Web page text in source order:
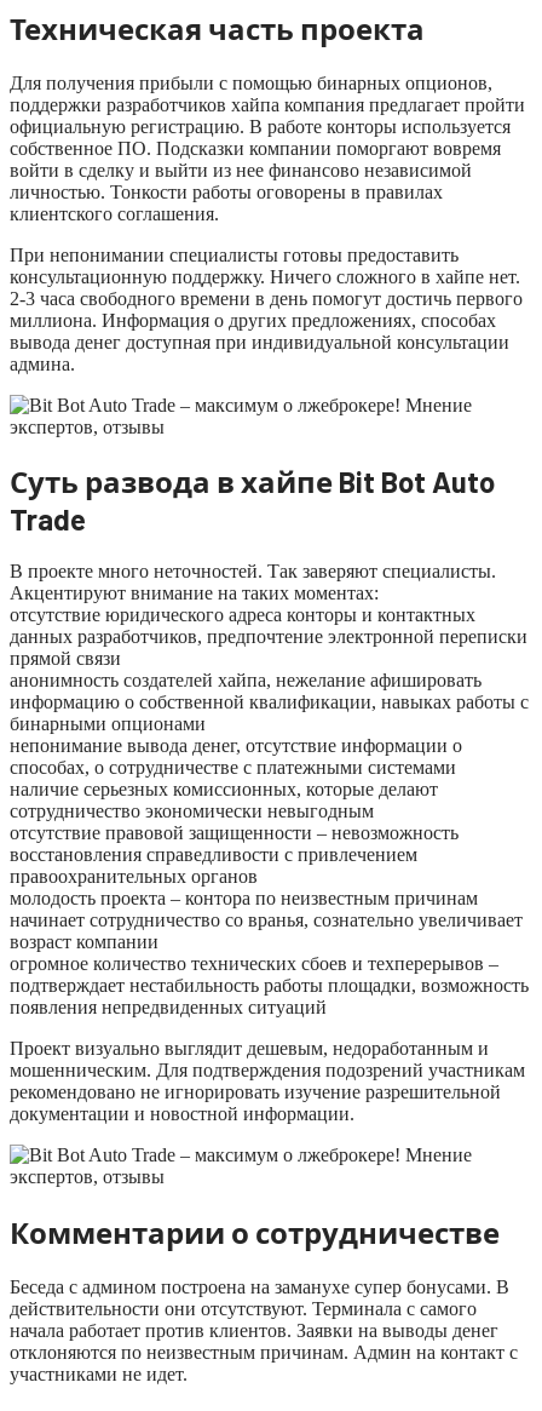
Техническая часть проекта
Для получения прибыли с помощью бинарных опционов,
поддержки разработчиков хайпа компания предлагает пройти
официальную регистрацию. В работе конторы используется
собственное ПО. Подсказки компании поморгают вовремя
войти в сделку и выйти из нее финансово независимой
личностью. Тонкости работы оговорены в правилах
клиентского соглашения.
При непонимании специалисты готовы предоставить
консультационную поддержку. Ничего сложного в хайпе нет.
2-3 часа свободного времени в день помогут достичь первого
миллиона. Информация о других предложениях, способах
вывода денег доступная при индивидуальной консультации
админа.
Суть развода в хайпе Bit Bot Auto
Trade
В проекте много неточностей. Так заверяют специалисты.
Акцентируют внимание на таких моментах:
отсутствие юридического адреса конторы и контактных
данных разработчиков, предпочтение электронной переписки
прямой связи
анонимность создателей хайпа, нежелание афишировать
информацию о собственной квалификации, навыках работы с
бинарными опционами
непонимание вывода денег, отсутствие информации о
способах, о сотрудничестве с платежными системами
наличие серьезных комиссионных, которые делают
сотрудничество экономически невыгодным
отсутствие правовой защищенности – невозможность
восстановления справедливости с привлечением
правоохранительных органов
молодость проекта – контора по неизвестным причинам
начинает сотрудничество со вранья, сознательно увеличивает
возраст компании
огромное количество технических сбоев и техперерывов –
подтверждает нестабильность работы площадки, возможность
появления непредвиденных ситуаций
Проект визуально выглядит дешевым, недоработанным и
мошенническим. Для подтверждения подозрений участникам
рекомендовано не игнорировать изучение разрешительной
документации и новостной информации.
Комментарии о сотрудничестве
Беседа с админом построена на заманухе супер бонусами. В
действительности они отсутствуют. Терминала с самого
начала работает против клиентов. Заявки на выводы денег
отклоняются по неизвестным причинам. Админ на контакт с
участниками не идет.